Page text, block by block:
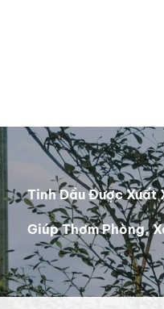
Tinh Dầu Được Xuất
Giúp Thơm Phòng,